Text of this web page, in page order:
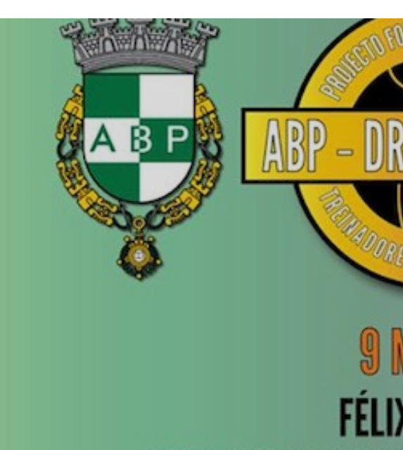
MINIBASQUETE
ÁREA TÉCNICA
PROJETOS